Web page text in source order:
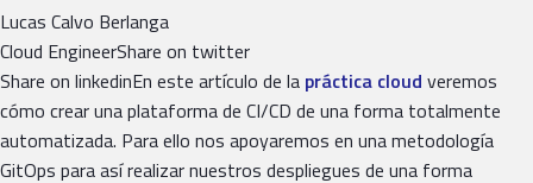
Lucas Calvo Berlanga
Cloud EngineerShare on twitter
Share on linkedinEn este artículo de la práctica cloud veremos
cómo crear una plataforma de CI/CD de una forma totalmente
automatizada. Para ello nos apoyaremos en una metodología
GitOps para así realizar nuestros despliegues de una forma